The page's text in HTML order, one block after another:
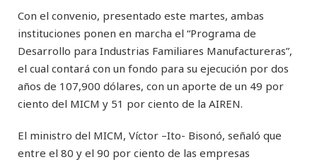
Con el convenio, presentado este martes, ambas
instituciones ponen en marcha el “Programa de
Desarrollo para Industrias Familiares Manufactureras”,
el cual contará con un fondo para su ejecución por dos
años de 107,900 dólares, con un aporte de un 49 por
ciento del MICM y 51 por ciento de la AIREN.
El ministro del MICM, Víctor –Ito- Bisonó, señaló que
entre el 80 y el 90 por ciento de las empresas